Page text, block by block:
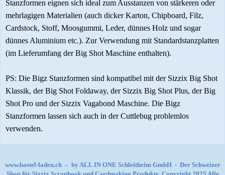
Stanzformen eignen sich ideal zum Ausstanzen von stärkeren oder
mehrlagigen Materialien (auch dicker Karton, Chipboard, Filz,
Cardstock, Stoff, Moosgummi, Leder, dünnes Holz und sogar
dünnes Aluminium etc.). Zur Verwendung mit Standardstanzplatten
(im Lieferumfang der Big Shot Maschine enthalten).
PS: Die Bigz Stanzformen sind kompatibel mit der Sizzix Big Shot
Klassik, der Big Shot Foldaway, der Sizzix Big Shot Plus, der Big
Shot Pro und der Sizzix Vagabond Maschine. Die Bigz
Stanzformen lassen sich auch in der Cuttlebug problemlos
verwenden.
www.bastel-laden.ch –by ALL IN ONE Schleitheim GmbH - Der Schweizer